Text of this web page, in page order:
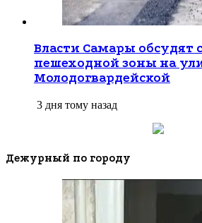
Власти Самары обсудят
пешеходной зоны на
Молодогвардейской
3 дня тому назад
Дежурный по городу